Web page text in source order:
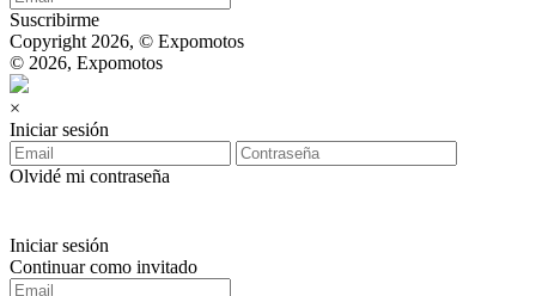
Suscribirme
Copyright 2026, © Expomotos
© 2026, Expomotos
×
Iniciar sesión
Olvidé mi contraseña
Iniciar sesión
Continuar como invitado